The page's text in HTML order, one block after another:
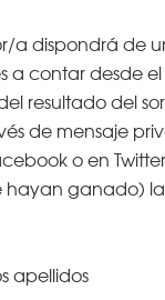
a dispondrá de
a contar desde
resultado del
de mensaje
o en
ganado)
apellidos